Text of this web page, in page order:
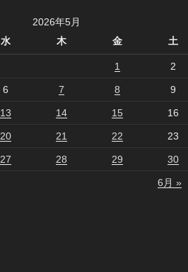
2026年5月
水 木 金 土
1 2
6 7 8 9
13 14 15 16
20 21 22 23
27 28 29 30
6月 »